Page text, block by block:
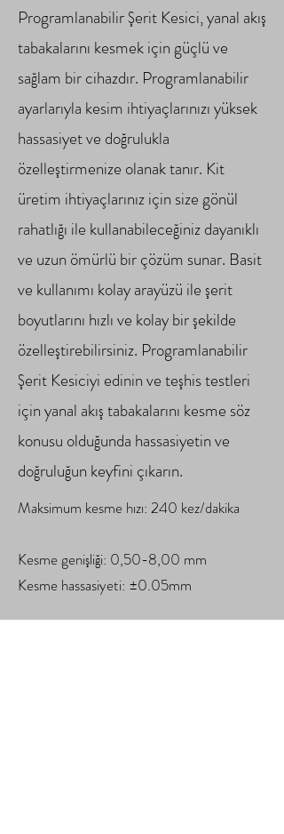
Programlanabilir Şerit Kesici, yanal akış
tabakalarını kesmek için güçlü ve
sağlam bir cihazdır. Programlanabilir
ayarlarıyla kesim ihtiyaçlarınızı yüksek
hassasiyet ve doğrulukla
özelleştirmenize olanak tanır. Kit
üretim ihtiyaçlarınız için size gönül
rahatlığı ile kullanabileceğiniz dayanıklı
ve uzun ömürlü bir çözüm sunar. Basit
ve kullanımı kolay arayüzü ile şerit
boyutlarını hızlı ve kolay bir şekilde
özelleştirebilirsiniz. Programlanabilir
Şerit Kesiciyi edinin ve teşhis testleri
için yanal akış tabakalarını kesme söz
konusu olduğunda hassasiyetin ve
doğruluğun keyfini çıkarın.
Maksimum kesme hızı: 240 kez/dakika
Kesme genişliği: 0,50-8,00 mm
Kesme hassasiyeti: ±0.05mm